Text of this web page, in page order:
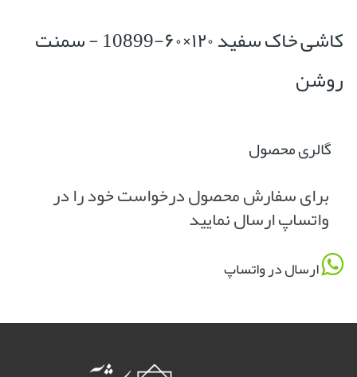
کاشی خاک سفید ۱۲۰×۶۰-10899 - سمنت
روشن
گالری محصول
برای سفارش محصول درخواست خود را در
واتساپ ارسال نمایید
ارسال در واتساپ